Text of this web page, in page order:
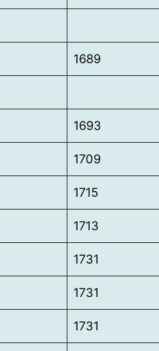
1689
1693
1709
1715
1713
1731
1731
1731